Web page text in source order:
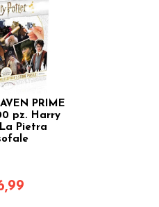
PRIME
pz. Harry
Pietra